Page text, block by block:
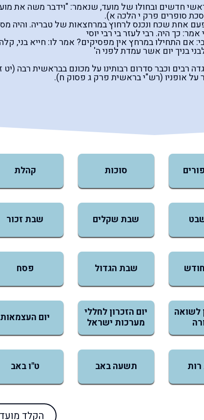
חדשים ובחולו של מועד, שנאמר: "וידבר משה את
סופרים פרק י הלכה א).
אחת שכח ונכנס לרחוץ במרחצאות של טבריה. והיה
כך היה. רבי לעזר בי רבי יוסי
אם התחילו במרחץ אין מפסיקים? אמר לו: חייא בני,
בניך יום אשר עמדת לפני ה'
רבים וכבר סדרום רבותינו על מכונם בבראשית רבה
אופניו (רש"י בראשית פרק ג פסוק ח).
סוכות קהלת
שבת שקלים שבת זכור
שבת הגדול פסח
לשואה
יום הזכרון לחללי
מערכות ישראל
יום העצמאות
תשעה באב ט"ו באב